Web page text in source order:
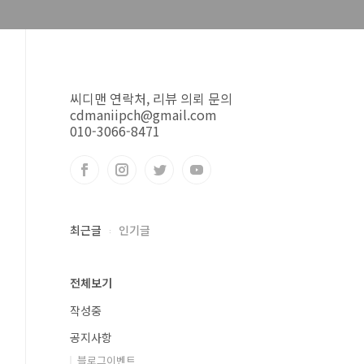
씨디맨 연락처, 리뷰 의뢰 문의
cdmaniipch@gmail.com
010-3066-8471
최근글 인기글
전체보기
작성중
공지사항
블로그이벤트